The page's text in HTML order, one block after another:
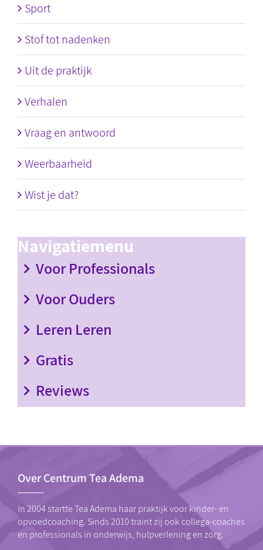
Sport
Stof tot nadenken
Uit de praktijk
Verhalen
Vraag en antwoord
Weerbaarheid
Wist je dat?
Navigatiemenu
Voor Professionals
Voor Ouders
Leren Leren
Gratis
Reviews
Over Centrum Tea Adema
In 2004 startte Tea Adema haar praktijk voor kinder- en
opvoedcoaching. Sinds 2010 traint zij ook collega-coaches
en professionals in onderwijs, hulpverlening en zorg.